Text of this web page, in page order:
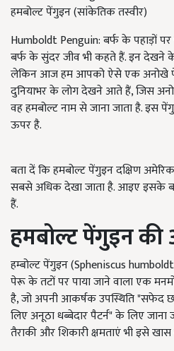
हमबोल्ट पेंगुइन (सांकेतिक तस्वीर)
Humboldt Penguin: बर्फ के पहाड़ों
बर्फ के सुंदर जीव भी कहते हैं. इन देखने
लेकिन आज हम आपको ऐसे एक अनोखे
दुनियाभर के लोग देखने आते हैं, जिस
वह हमबोल्ट नाम से जाना जाता है. इस
ऊपर है.
बता दें कि हमबोल्ट पेंगुइन दक्षिण
सबसे अधिक देखा जाता है. आइए इसके
हैं.
हमबोल्ट पेंगुइन की
हम्बोल्ट पेंगुइन (Spheniscus
पेरू के तटों पर पाया जाने वाला एक
है, जो अपनी आकर्षक उपस्थिति "सफेद
लिए अनूठा धब्बेदार पैटर्न" के लिए
तैराकी और शिकारी क्षमताएं भी इसे खास